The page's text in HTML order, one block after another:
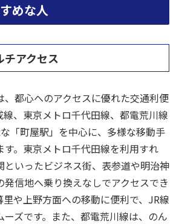
めな人
チアクセス
、都心へのアクセスに優れた交通利便
、東京メトロ千代田線、都電荒川線
「町屋駅」を中心に、多様な移動手
。東京メトロ千代田線を利用すれ
といったビジネス街、表参道や明治神
発信地へ乗り換えなしでアクセスでき
里や上野方面への移動に便利で、JR線
ズです。また、都電荒川線は、のん